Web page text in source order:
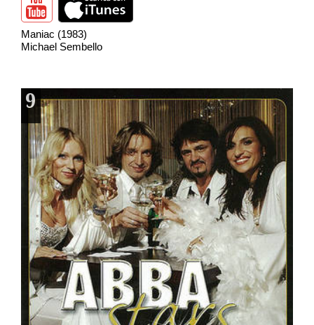
Maniac (1983)
Michael Sembello
9